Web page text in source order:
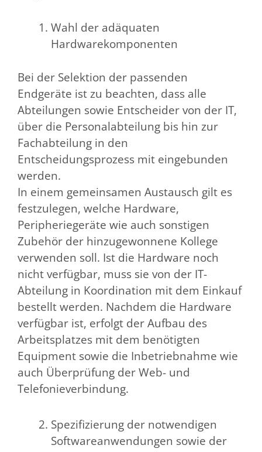
Wahl der adäquaten
Hardwarekomponenten
Bei der Selektion der passenden
Endgeräte ist zu beachten, dass alle
Abteilungen sowie Entscheider von der IT,
über die Personalabteilung bis hin zur
Fachabteilung in den
Entscheidungsprozess mit eingebunden
werden.
In einem gemeinsamen Austausch gilt es
festzulegen, welche Hardware,
Peripheriegeräte wie auch sonstigen
Zubehör der hinzugewonnene Kollege
verwenden soll. Ist die Hardware noch
nicht verfügbar, muss sie von der IT-
Abteilung in Koordination mit dem Einkauf
bestellt werden. Nachdem die Hardware
verfügbar ist, erfolgt der Aufbau des
Arbeitsplatzes mit dem benötigten
Equipment sowie die Inbetriebnahme wie
auch Überprüfung der Web- und
Telefonieverbindung.
Spezifizierung der notwendigen
Softwareanwendungen sowie der